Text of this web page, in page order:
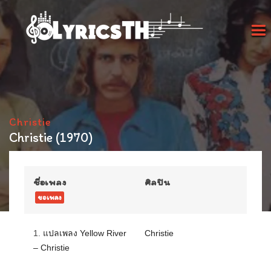
Christie
Christie (1970)
ชื่อเพลง
ขอเพลง
ศิลปิน
1. แปลเพลง Yellow River
– Christie
Christie